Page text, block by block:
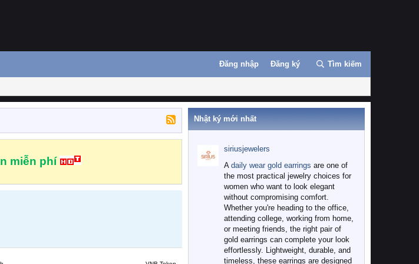
Đăng nhập Đăng ký Tìm kiếm
miễn phí
Nhật ký mới nhất
siriusjewelers
A daily wear gold earrings are one of
the most practical jewelry choices for
women who want to look elegant
without compromising comfort.
Whether you're heading to the office,
attending college, working from home,
or meeting friends, the right pair of
gold earrings can complete your look
effortlessly. Lightweight, durable, and
timeless, these earrings are designed